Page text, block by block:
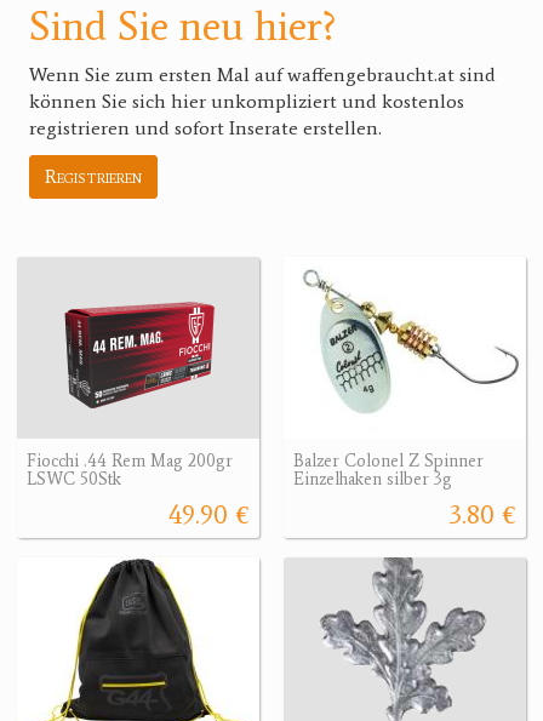
Sind Sie neu hier?
Wenn Sie zum ersten Mal auf waffengebraucht.at sind
können Sie sich hier unkompliziert und kostenlos
registrieren und sofort Inserate erstellen.
Registrieren
Fiocchi .44 Rem Mag 200gr
LSWC 50Stk
49.90 €
Balzer Colonel Z Spinner
Einzelhaken silber 3g
3.80 €